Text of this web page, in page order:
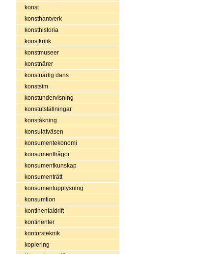
konst
konsthantverk
konsthistoria
konstkritik
konstmuseer
konstnärer
konstnärlig dans
konstsim
konstundervisning
konstutställningar
konståkning
konsulatväsen
konsumentekonomi
konsumentfrågor
konsumentkunskap
konsumenträtt
konsumentupplysning
konsumtion
kontinentaldrift
kontinenter
kontorsteknik
kopiering